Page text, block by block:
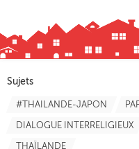
Sujets
#THAILANDE-JAPON
DIALOGUE INTERRELIGIEUX
THAÏLANDE